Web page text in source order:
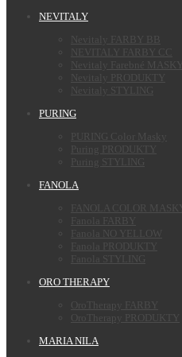
NEVITALY
Nevitaly FARBY BB
NEVITALY FARBY CC
Nevitaly Farebné MASKY
Nevitaly PRODUKTY
Nevitaly STYLING
PURING
PURING Color Masky
Puring PRODUKTY
Puring STYLING
FANOLA
FANOLA COLOR MASKY
Fanola FARBY
Fanola NO YELLOW
Fanola PRODUKTY
Fanola STYLING
ORO THERAPY
OroTherapy FARBY
OroTherapy PRODUKTY
MARIA NILA